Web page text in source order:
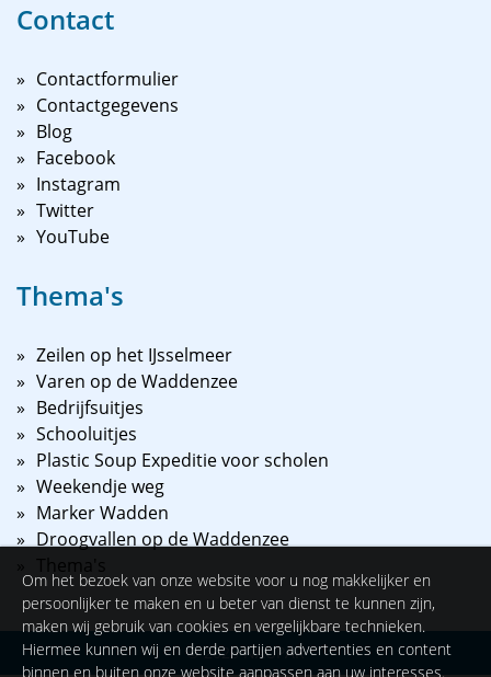
Contact
Contactformulier
Contactgegevens
Blog
Facebook
Instagram
Twitter
YouTube
Thema's
Zeilen op het IJsselmeer
Varen op de Waddenzee
Bedrijfsuitjes
Schooluitjes
Plastic Soup Expeditie voor scholen
Weekendje weg
Marker Wadden
Droogvallen op de Waddenzee
Thema's
©2026NAUPAR
Om het bezoek van onze website voor u nog makkelijker en
persoonlijker te maken en u beter van dienst te kunnen zijn,
maken wij gebruik van cookies en vergelijkbare technieken.
Hiermee kunnen wij en derde partijen advertenties en content
binnen en buiten onze website aanpassen aan uw interesses.